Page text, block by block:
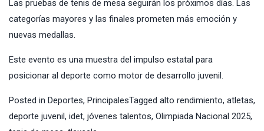
Las pruebas de tenis de mesa seguirán los próximos días. Las
categorías mayores y las finales prometen más emoción y
nuevas medallas.
Este evento es una muestra del impulso estatal para
posicionar al deporte como motor de desarrollo juvenil.
Posted in Deportes, PrincipalesTagged alto rendimiento, atletas,
deporte juvenil, idet, jóvenes talentos, Olimpiada Nacional 2025,